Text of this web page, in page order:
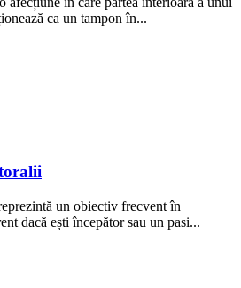
ca un tampon în...
un obiectiv frecvent în
dacă ești începător sau un pasi...